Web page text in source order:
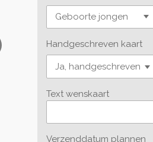
Handgeschreven kaart
Text wenskaart
Verzenddatum plannen